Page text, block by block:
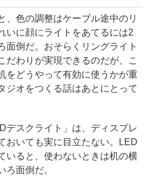
色の調整はケーブル途中のリ
いに顔にライトをあてるには2
面倒だ。おそらくリングライト
だわりが実現できるのだが、こ
をどうやって有効に使うかが重
ジオをつくる話はあとにとって
スクライト」は、ディスプレ
おいても実に目立たない。LED
いると、使わないときは机の横
ろ面倒だ。